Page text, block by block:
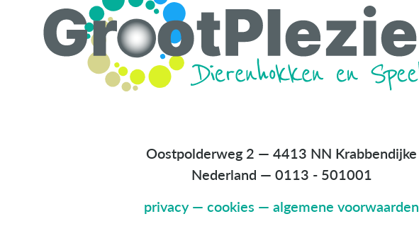
Oostpolderweg 2 — 4413 NN Krabbendijke
Nederland — 0113 - 501001
privacy— cookies — algemene voorwaarden